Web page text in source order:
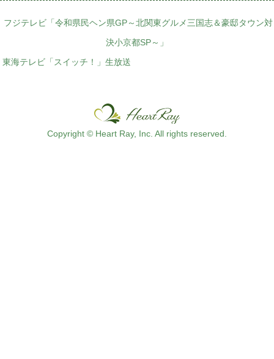
フジテレビ「令和県民ヘン県GP～北関東グルメ三国志＆豪邸タウン対
決小京都SP～」
東海テレビ「スイッチ！」生放送
Copyright © Heart Ray, Inc. All rights reserved.